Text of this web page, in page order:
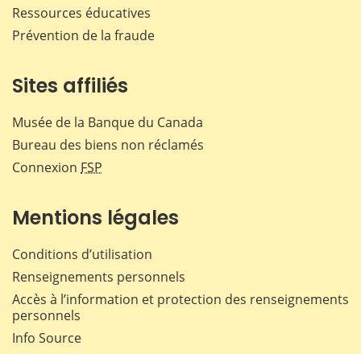
Ressources éducatives
Prévention de la fraude
Sites affiliés
Musée de la Banque du Canada
Bureau des biens non réclamés
Connexion FSP
Mentions légales
Conditions d’utilisation
Renseignements personnels
Accès à l’information et protection des renseignements
personnels
Info Source